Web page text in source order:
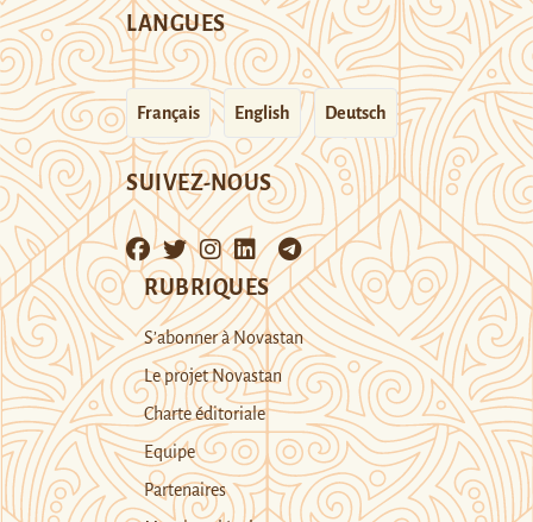
LANGUES
Français English Deutsch
SUIVEZ-NOUS
RUBRIQUES
S’abonner à Novastan
Le projet Novastan
Charte éditoriale
Equipe
Partenaires